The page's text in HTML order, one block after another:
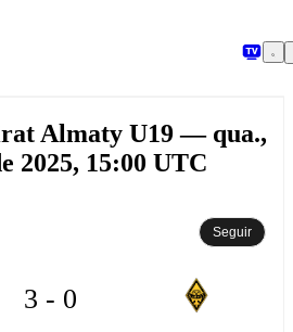
Almaty U19 — qua.,
2025, 15:00 UTC
Seguir
3 - 0